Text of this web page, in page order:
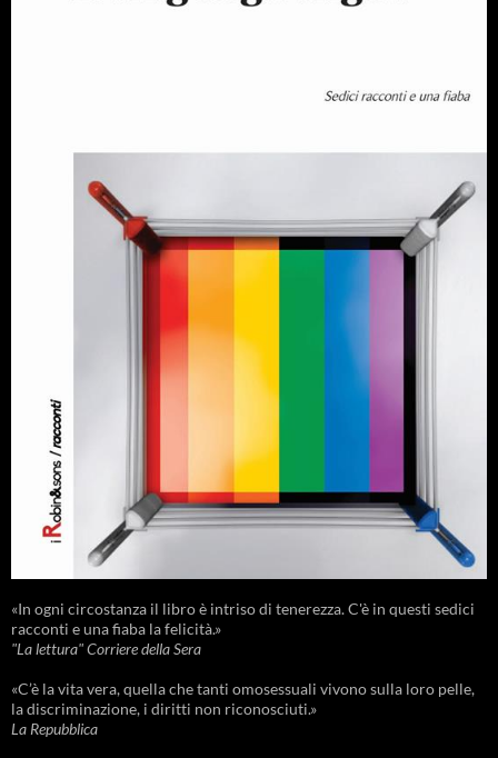
«In ogni circostanza il libro è intriso di tenerezza. C'è in questi sedici
racconti e una fiaba la felicità.»
"La lettura" Corriere della Sera
«C’è la vita vera, quella che tanti omosessuali vivono sulla loro pelle,
la discriminazione, i diritti non riconosciuti.»
La Repubblica